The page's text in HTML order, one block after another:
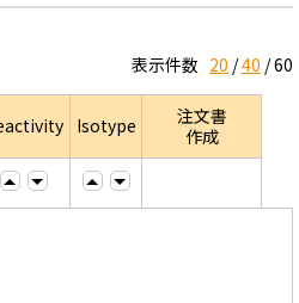
表示件数 20 40 60
Isotype
注文書
作成